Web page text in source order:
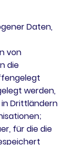
Daten,
von
die
werden,
Drittländern
für die die